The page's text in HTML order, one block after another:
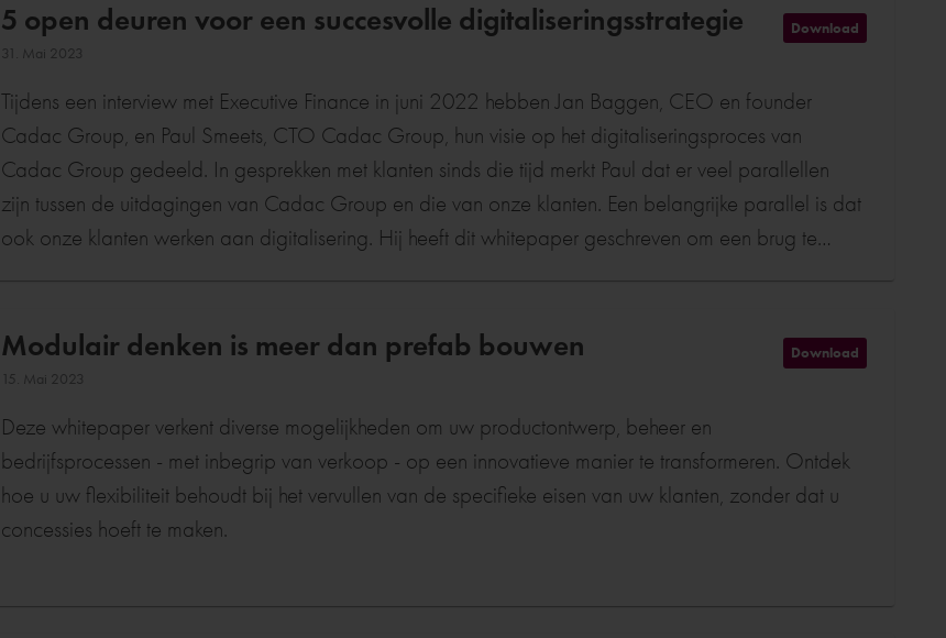
5 open deuren voor een succesvolle digitaliseringsstrategie
31. Mai 2023
Tijdens een interview met Executive Finance in juni 2022 hebben Jan Baggen, CEO en founder
Cadac Group, en Paul Smeets, CTO Cadac Group, hun visie op het digitaliseringsproces van
Cadac Group gedeeld. In gesprekken met klanten sinds die tijd merkt Paul dat er veel parallellen
zijn tussen de uitdagingen van Cadac Group en die van onze klanten. Een belangrijke parallel is dat
ook onze klanten werken aan digitalisering. Hij heeft dit whitepaper geschreven om een brug te
Download
Modulair denken is meer dan prefab bouwen
15. Mai 2023
Deze whitepaper verkent diverse mogelijkheden om uw productontwerp, beheer en
bedrijfsprocessen - met inbegrip van verkoop - op een innovatieve manier te transformeren. Ontdek
hoe u uw flexibiliteit behoudt bij het vervullen van de specifieke eisen van uw klanten, zonder dat u
concessies hoeft te maken.
Download